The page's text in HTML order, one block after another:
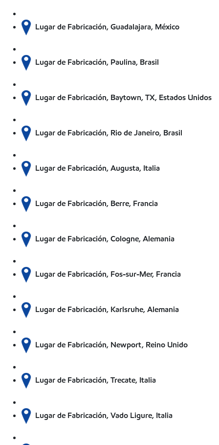
Lugar de Fabricación, Guadalajara, México
Lugar de Fabricación, Paulina, Brasil
Lugar de Fabricación, Baytown, TX, Estados Unidos
Lugar de Fabricación, Rio de Janeiro, Brasil
Lugar de Fabricación, Augusta, Italia
Lugar de Fabricación, Berre, Francia
Lugar de Fabricación, Cologne, Alemania
Lugar de Fabricación, Fos-sur-Mer, Francia
Lugar de Fabricación, Karlsruhe, Alemania
Lugar de Fabricación, Newport, Reino Unido
Lugar de Fabricación, Trecate, Italia
Lugar de Fabricación, Vado Ligure, Italia